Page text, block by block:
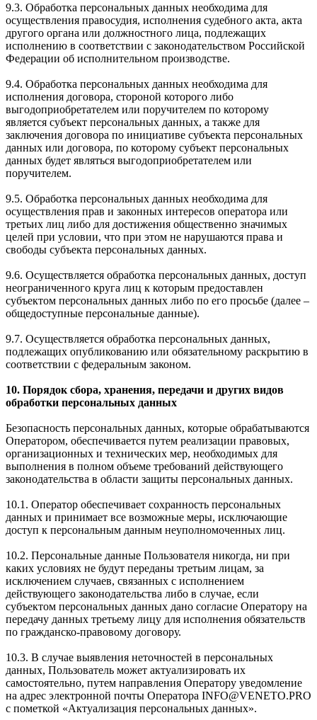
9.3. Обработка персональных данных необходима для
осуществления правосудия, исполнения судебного акта, акта
другого органа или должностного лица, подлежащих
исполнению в соответствии с законодательством Российской
Федерации об исполнительном производстве.
9.4. Обработка персональных данных необходима для
исполнения договора, стороной которого либо
выгодоприобретателем или поручителем по которому
является субъект персональных данных, а также для
заключения договора по инициативе субъекта персональных
данных или договора, по которому субъект персональных
данных будет являться выгодоприобретателем или
поручителем.
9.5. Обработка персональных данных необходима для
осуществления прав и законных интересов оператора или
третьих лиц либо для достижения общественно значимых
целей при условии, что при этом не нарушаются права и
свободы субъекта персональных данных.
9.6. Осуществляется обработка персональных данных, доступ
неограниченного круга лиц к которым предоставлен
субъектом персональных данных либо по его просьбе (далее –
общедоступные персональные данные).
9.7. Осуществляется обработка персональных данных,
подлежащих опубликованию или обязательному раскрытию в
соответствии с федеральным законом.
10. Порядок сбора, хранения, передачи и других видов
обработки персональных данных
Безопасность персональных данных, которые обрабатываются
Оператором, обеспечивается путем реализации правовых,
организационных и технических мер, необходимых для
выполнения в полном объеме требований действующего
законодательства в области защиты персональных данных.
10.1. Оператор обеспечивает сохранность персональных
данных и принимает все возможные меры, исключающие
доступ к персональным данным неуполномоченных лиц.
10.2. Персональные данные Пользователя никогда, ни при
каких условиях не будут переданы третьим лицам, за
исключением случаев, связанных с исполнением
действующего законодательства либо в случае, если
субъектом персональных данных дано согласие Оператору на
передачу данных третьему лицу для исполнения обязательств
по гражданско-правовому договору.
10.3. В случае выявления неточностей в персональных
данных, Пользователь может актуализировать их
самостоятельно, путем направления Оператору уведомление
на адрес электронной почты Оператора INFO@VENETO.PRO
с пометкой «Актуализация персональных данных».